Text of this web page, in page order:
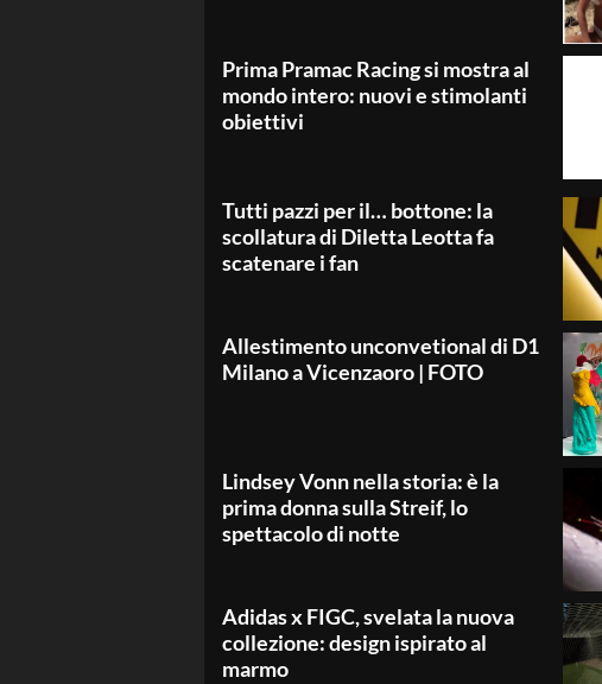
Prima Pramac Racing si mostra al
mondo intero: nuovi e stimolanti
obiettivi
Tutti pazzi per il… bottone: la
scollatura di Diletta Leotta fa
scatenare i fan
Allestimento unconvetional di D1
Milano a Vicenzaoro | FOTO
Lindsey Vonn nella storia: è la
prima donna sulla Streif, lo
spettacolo di notte
Adidas x FIGC, svelata la nuova
collezione: design ispirato al
marmo